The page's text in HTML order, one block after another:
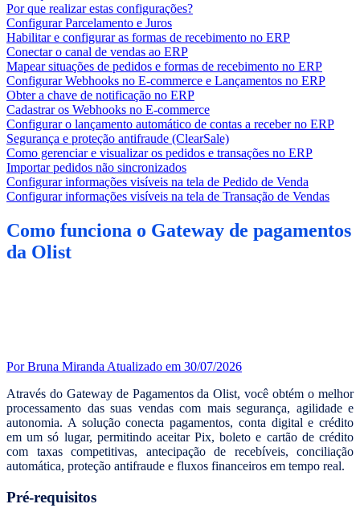
Por que realizar estas configurações?
Configurar Parcelamento e Juros
Habilitar e configurar as formas de recebimento no ERP
Conectar o canal de vendas ao ERP
Mapear situações de pedidos e formas de recebimento no ERP
Configurar Webhooks no E-commerce e Lançamentos no ERP
Obter a chave de notificação no ERP
Cadastrar os Webhooks no E-commerce
Configurar o lançamento automático de contas a receber no ERP
Segurança e proteção antifraude (ClearSale)
Como gerenciar e visualizar os pedidos e transações no ERP
Importar pedidos não sincronizados
Configurar informações visíveis na tela de Pedido de Venda
Configurar informações visíveis na tela de Transação de Vendas
Como funciona o Gateway de pagamentos
da Olist
Por Bruna Miranda Atualizado em 30/07/2026
Através do Gateway de Pagamentos da Olist, você obtém o melhor
processamento das suas vendas com mais segurança, agilidade e
autonomia. A solução conecta pagamentos, conta digital e crédito
em um só lugar, permitindo aceitar Pix, boleto e cartão de crédito
com taxas competitivas, antecipação de recebíveis, conciliação
automática, proteção antifraude e fluxos financeiros em tempo real.
Pré-requisitos